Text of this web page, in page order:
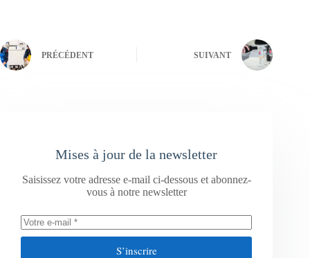
PRÉCÉDENT SUIVANT
Mises à jour de la newsletter
Saisissez votre adresse e-mail ci-dessous et abonnez-
vous à notre newsletter
S’inscrire